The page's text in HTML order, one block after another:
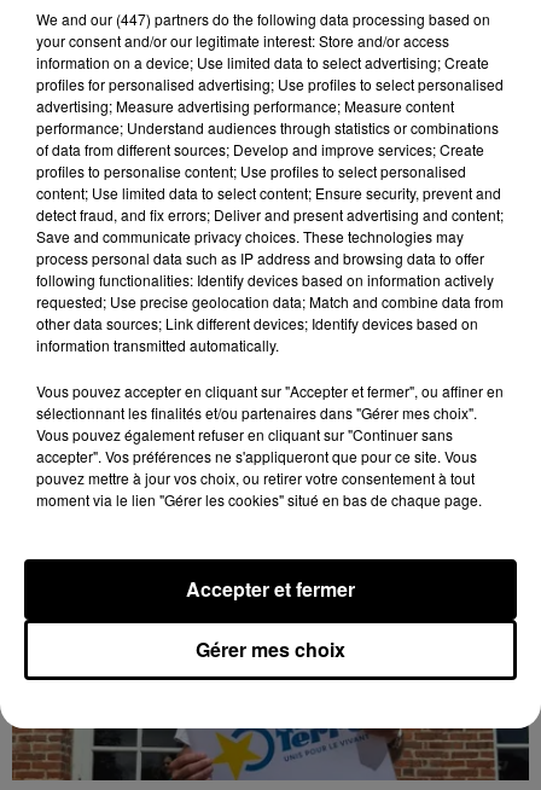
Quatre blessés dont un grave dans un
accident sur l'A10
Le choc a eu lieu dans la matinée, vendredi 7 août à
LE GRAND FORMAT Voir plus
We and our (447) partnersdo the following data processing based on
your consent and/or our legitimate interest: Store and/or access
information on a device; Use limited data to select advertising; Create
profiles for personalised advertising; Use profiles to select personalised
advertising; Measure advertising performance; Measure content
performance; Understand audiences through statistics or combinations
of data from different sources; Develop and improve services; Create
profiles to personalise content; Use profiles to select personalised
content; Use limited data to select content; Ensure security, prevent and
detect fraud, and fix errors; Deliver and present advertising and content;
Save and communicate privacy choices. These technologies may
process personal data such as IP address and browsing data to offer
following functionalities: Identify devices based on information actively
requested; Use precise geolocation data; Match and combine data from
other data sources; Link different devices; Identify devices based on
information transmitted automatically.
Vous pouvez accepter en cliquant sur "Accepter et fermer", ou affiner en
sélectionnant les finalités et/ou partenaires dans "Gérer mes choix".
Vous pouvez également refuser en cliquant sur "Continuer sans
accepter". Vos préférences ne s'appliqueront que pour ce site. Vous
pouvez mettre à jour vos choix, ou retirer votre consentement à tout
moment via le lien "Gérer les cookies" situé en bas de chaque page.
Gérer mes choix
Accepter et fermer